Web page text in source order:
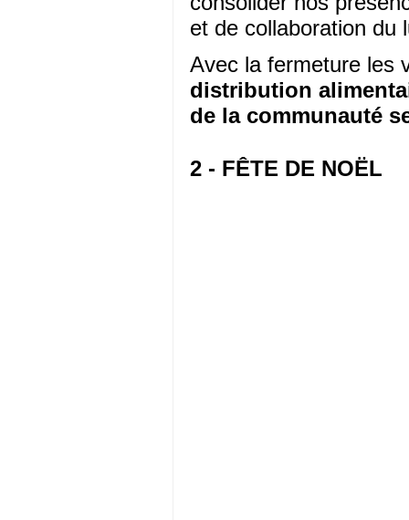
et de collaboration du
Avec la fermeture les
distribution
de la communauté
2 - FÊTE DE NOËL